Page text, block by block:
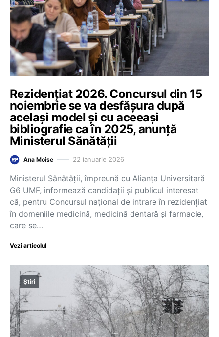
Rezidențiat 2026. Concursul din 15
noiembrie se va desfășura după
același model și cu aceeași
bibliografie ca în 2025, anunță
Ministerul Sănătății
Ana Moise 22 ianuarie 2026
Ministerul Sănătății, împreună cu Alianța Universitară
G6 UMF, informează candidații și publicul interesat
că, pentru Concursul național de intrare în rezidențiat
în domeniile medicină, medicină dentară și farmacie,
care se…
Vezi articolul
Știri